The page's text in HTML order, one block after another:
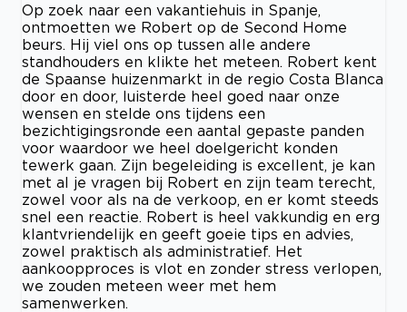
Op zoek naar een vakantiehuis in Spanje,
ontmoetten we Robert op de Second Home
beurs. Hij viel ons op tussen alle andere
standhouders en klikte het meteen. Robert kent
de Spaanse huizenmarkt in de regio Costa Blanca
door en door, luisterde heel goed naar onze
wensen en stelde ons tijdens een
bezichtigingsronde een aantal gepaste panden
voor waardoor we heel doelgericht konden
tewerk gaan. Zijn begeleiding is excellent, je kan
met al je vragen bij Robert en zijn team terecht,
zowel voor als na de verkoop, en er komt steeds
snel een reactie. Robert is heel vakkundig en erg
klantvriendelijk en geeft goeie tips en advies,
zowel praktisch als administratief. Het
aankoopproces is vlot en zonder stress verlopen,
we zouden meteen weer met hem
samenwerken.